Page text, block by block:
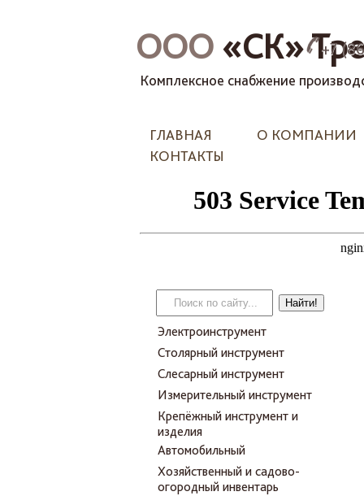
ООО «СК»
Комплексное снабжение
+7
ГЛАВНАЯ
О КОМПАНИИ
КОНТАКТЫ
Электроинструмент
Столярный инструмент
Слесарный инструмент
Измерительный инструмент
Крепёжный инструмент и
изделия
Автомобильный
Хозяйственный и садово-
огородный инвентарь